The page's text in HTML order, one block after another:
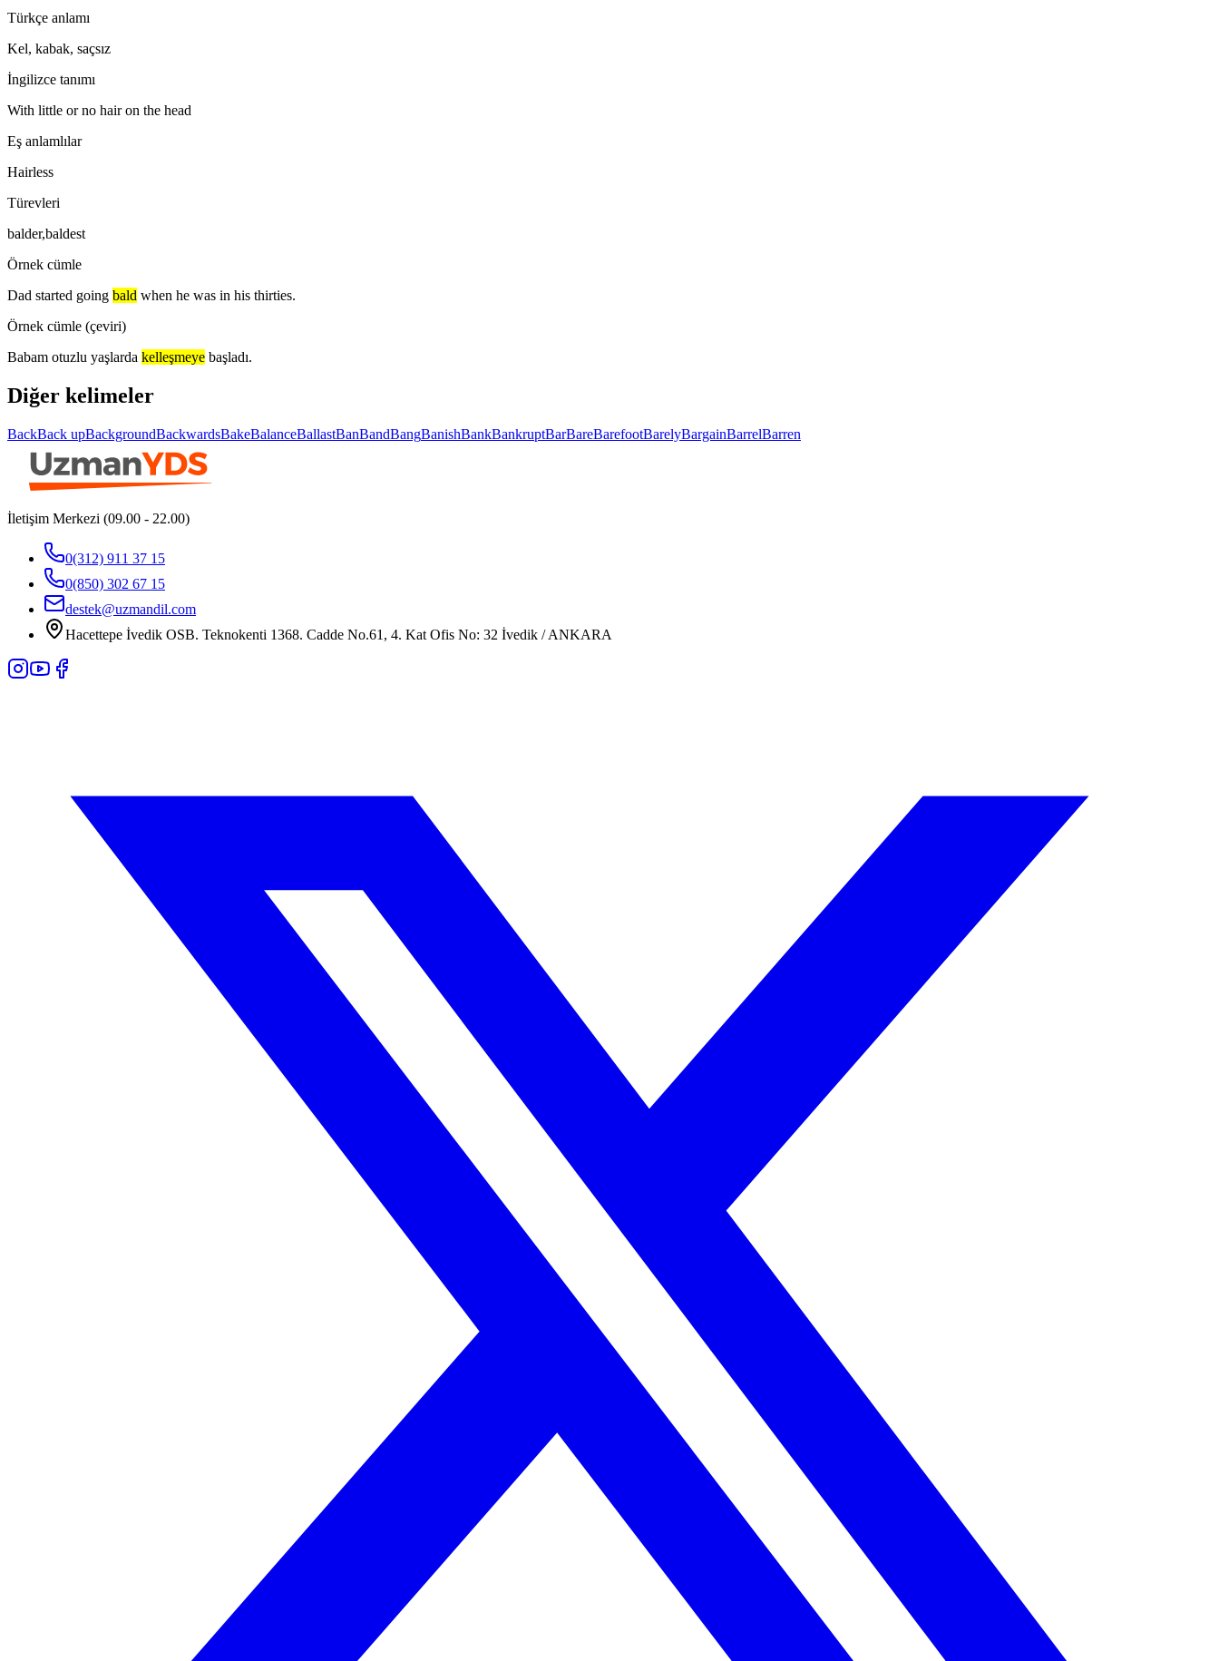
Türkçe anlamı
Kel, kabak, saçsız
İngilizce tanımı
With little or no hair on the head
Eş anlamlılar
Hairless
Türevleri
balder,baldest
Örnek cümle
Dad started going bald when he was in his thirties.
Örnek cümle (çeviri)
Babam otuzlu yaşlarda kelleşmeye başladı.
Diğer kelimeler
BackBack upBackgroundBackwardsBakeBalanceBallastBanBandBangBanishBankBankruptBarBareBarefootBarelyBargainBarrelBarren
İletişim Merkezi (09.00 - 22.00)
0(312) 911 37 15
0(850) 302 67 15
destek@uzmandil.com
Hacettepe İvedik OSB. Teknokenti 1368. Cadde No.61, 4. Kat Ofis No: 32 İvedik / ANKARA